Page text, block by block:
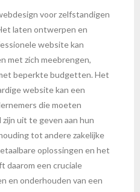
voor zelfstandigen
laten ontwerpen en
website kan
met zich meebrengen,
beperkte budgetten. Het
website kan een
die moeten
uit te geven aan hun
tot andere zakelijke
oplossingen en het
daarom een cruciale
en onderhouden van een